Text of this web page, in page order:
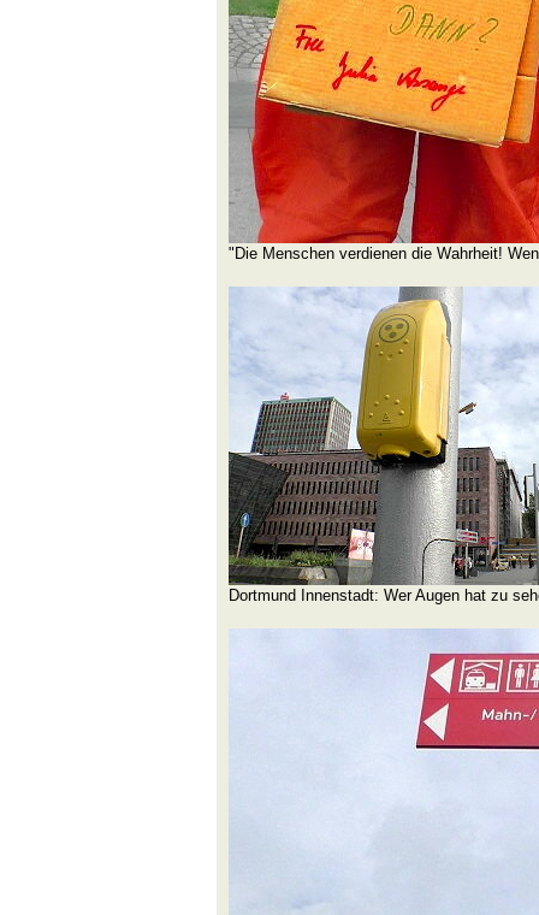
"Die Menschen verdienen die Wahrheit!
Dortmund Innenstadt: Wer Augen hat zu